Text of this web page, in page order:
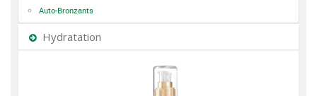
Auto-Bronzants
Hydratation